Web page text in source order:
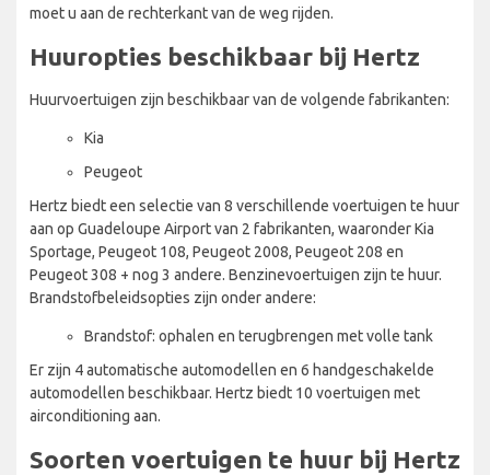
moet u aan de rechterkant van de weg rijden.
Huuropties beschikbaar bij Hertz
Huurvoertuigen zijn beschikbaar van de volgende fabrikanten:
Kia
Peugeot
Hertz biedt een selectie van 8 verschillende voertuigen te huur
aan op Guadeloupe Airport van 2 fabrikanten, waaronder Kia
Sportage, Peugeot 108, Peugeot 2008, Peugeot 208 en
Peugeot 308 + nog 3 andere. Benzinevoertuigen zijn te huur.
Brandstofbeleidsopties zijn onder andere:
Brandstof: ophalen en terugbrengen met volle tank
Er zijn 4 automatische automodellen en 6 handgeschakelde
automodellen beschikbaar. Hertz biedt 10 voertuigen met
airconditioning aan.
Soorten voertuigen te huur bij Hertz